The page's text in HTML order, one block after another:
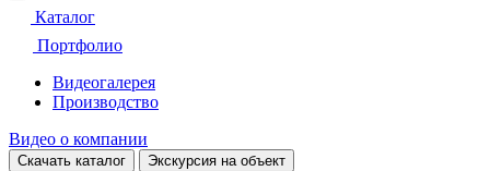
Каталог
Портфолио
Видеогалерея
Производство
Видео о компании
Скачать каталог Экскурсия на объект